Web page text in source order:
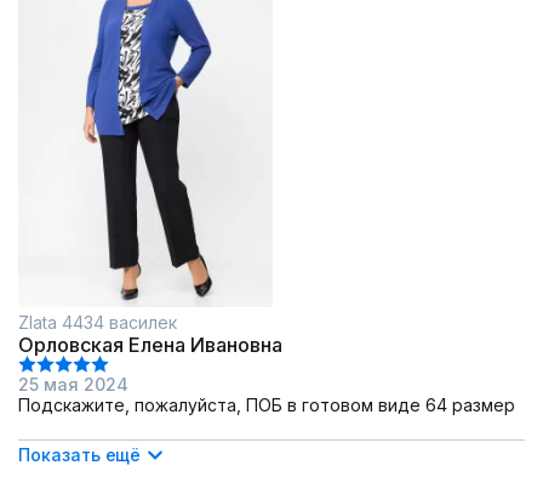
Zlata 4434 василек
Орловская Елена Ивановна
25 мая 2024
Подскажите, пожалуйста, ПОБ в готовом виде 64 размер
Показать ещё